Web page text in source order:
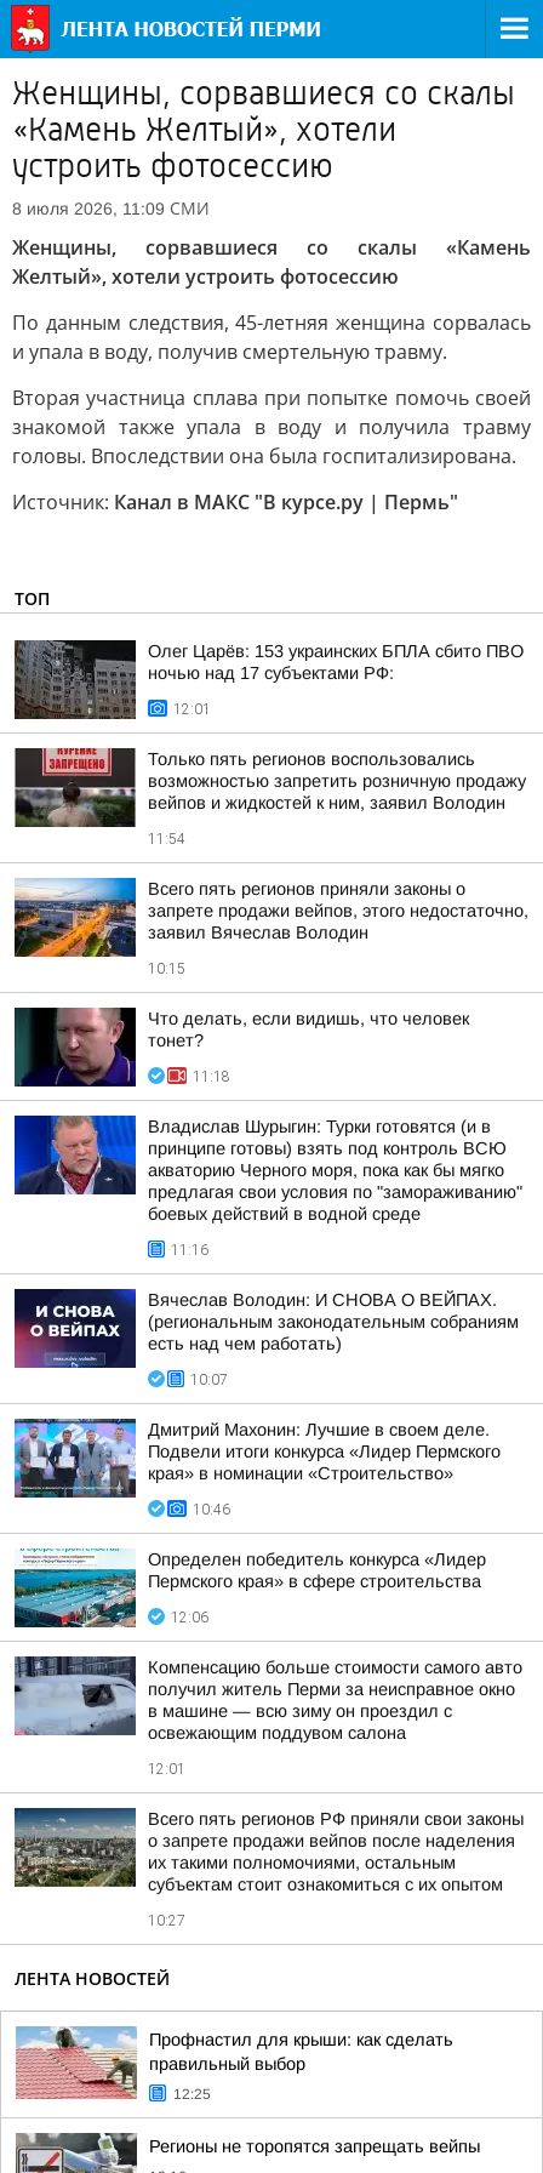
Женщины, сорвавшиеся со скалы
«Камень Желтый», хотели
устроить фотосессию
8 июля 2026, 11:09 СМИ
Женщины, сорвавшиеся со скалы «Камень
Желтый», хотели устроить фотосессию
По данным следствия, 45-летняя женщина сорвалась
и упала в воду, получив смертельную травму.
Вторая участница сплава при попытке помочь своей
знакомой также упала в воду и получила травму
головы. Впоследствии она была госпитализирована.
Источник: Канал в МАКС "В курсе.ру | Пермь"
ТОП
Олег Царёв: 153 украинских БПЛА сбито ПВО
ночью над 17 субъектами РФ:
12:01
Только пять регионов воспользовались
возможностью запретить розничную продажу
вейпов и жидкостей к ним, заявил Володин
11:54
Всего пять регионов приняли законы о
запрете продажи вейпов, этого недостаточно,
заявил Вячеслав Володин
10:15
Что делать, если видишь, что человек
тонет?
11:18
Владислав Шурыгин: Турки готовятся (и в
принципе готовы) взять под контроль ВСЮ
акваторию Черного моря, пока как бы мягко
предлагая свои условия по "замораживанию"
боевых действий в водной среде
11:16
Вячеслав Володин: И СНОВА О ВЕЙПАХ.
(региональным законодательным собраниям
есть над чем работать)
10:07
Дмитрий Махонин: Лучшие в своем деле.
Подвели итоги конкурса «Лидер Пермского
края» в номинации «Строительство»
10:46
Определен победитель конкурса «Лидер
Пермского края» в сфере строительства
12:06
Компенсацию больше стоимости самого авто
получил житель Перми за неисправное окно
в машине — всю зиму он проездил с
освежающим поддувом салона
12:01
Всего пять регионов РФ приняли свои законы
о запрете продажи вейпов после наделения
их такими полномочиями, остальным
субъектам стоит ознакомиться с их опытом
10:27
ЛЕНТА НОВОСТЕЙ
Профнастил для крыши: как сделать
правильный выбор
12:25
Регионы не торопятся запрещать вейпы